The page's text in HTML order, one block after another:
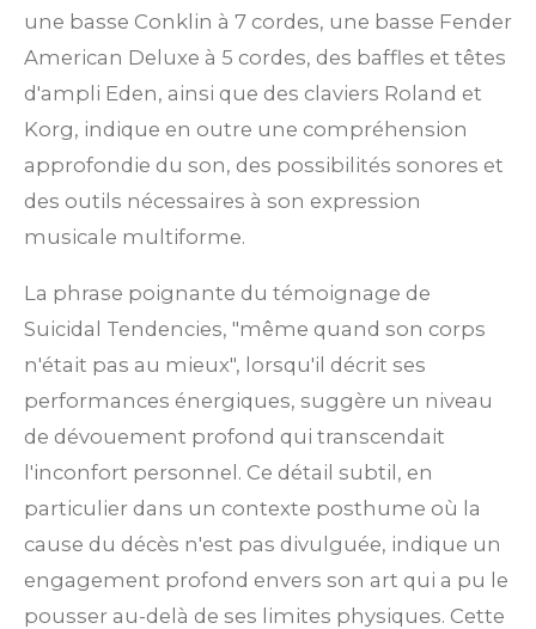
une basse Conklin à 7 cordes, une basse Fender
American Deluxe à 5 cordes, des baffles et têtes
d'ampli Eden, ainsi que des claviers Roland et
Korg, indique en outre une compréhension
approfondie du son, des possibilités sonores et
des outils nécessaires à son expression
musicale multiforme.
La phrase poignante du témoignage de
Suicidal Tendencies, "même quand son corps
n'était pas au mieux", lorsqu'il décrit ses
performances énergiques, suggère un niveau
de dévouement profond qui transcendait
l'inconfort personnel. Ce détail subtil, en
particulier dans un contexte posthume où la
cause du décès n'est pas divulguée, indique un
engagement profond envers son art qui a pu le
pousser au-delà de ses limites physiques. Cette